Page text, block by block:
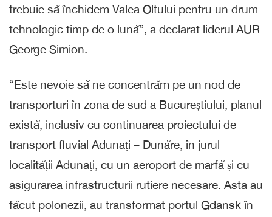
trebuie să închidem Valea Oltului pentru un drum
tehnologic timp de o lună”, a declarat liderul AUR
George Simion.
“Este nevoie să ne concentrăm pe un nod de
transporturi în zona de sud a Bucureștiului, planul
există, inclusiv cu continuarea proiectului de
transport fluvial Adunați – Dunăre, în jurul
localității Adunați, cu un aeroport de marfă și cu
asigurarea infrastructurii rutiere necesare. Asta au
făcut polonezii, au transformat portul Gdansk în